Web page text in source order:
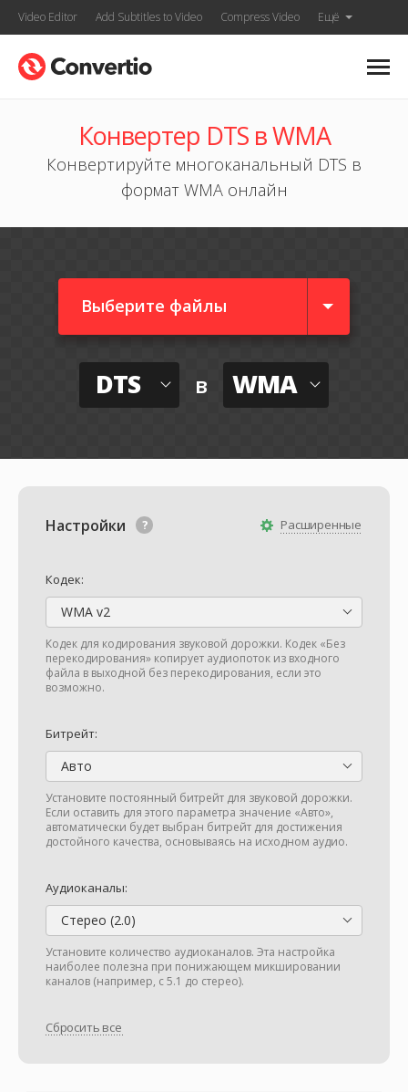
Video Editor Add Subtitles to Video Compress Video Ещё
Конвертер DTS в WMA
Конвертируйте многоканальный DTS в
формат WMA онлайн
Выберите файлы
DTS в WMA
Расширенные
Настройки
Кодек:
WMA v2
Кодек для кодирования звуковой дорожки. Кодек «Без
перекодирования» копирует аудиопоток из входного
файла в выходной без перекодирования, если это
возможно.
Битрейт:
Авто
Установите постоянный битрейт для звуковой дорожки.
Если оставить для этого параметра значение «Авто»,
автоматически будет выбран битрейт для достижения
достойного качества, основываясь на исходном аудио.
Аудиоканалы:
Стерео (2.0)
Установите количество аудиоканалов. Эта настройка
наиболее полезна при понижающем микшировании
каналов (например, с 5.1 до стерео).
Сбросить все